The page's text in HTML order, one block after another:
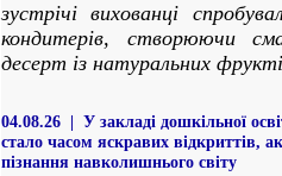
зустрічі вихованці
кондитерів, створюючи
десерт із натуральних
04.08.26 | У закладі дошкільної
стало часом яскравих відкриттів,
пізнання навколишнього світу